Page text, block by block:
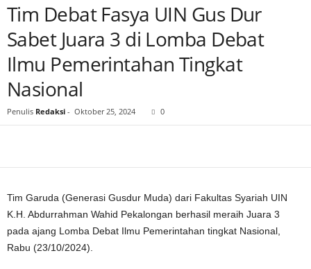
Tim Debat Fasya UIN Gus Dur
Sabet Juara 3 di Lomba Debat
Ilmu Pemerintahan Tingkat
Nasional
Penulis Redaksi - Oktober 25, 2024 0
Tim Garuda (Generasi Gusdur Muda) dari Fakultas Syariah UIN
K.H. Abdurrahman Wahid Pekalongan berhasil meraih Juara 3
pada ajang Lomba Debat Ilmu Pemerintahan tingkat Nasional,
Rabu (23/10/2024).